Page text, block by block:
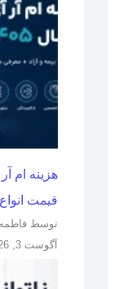
قیمت انواع MRI با بیمه و آزاد
توسط
آگوست 3, 2026